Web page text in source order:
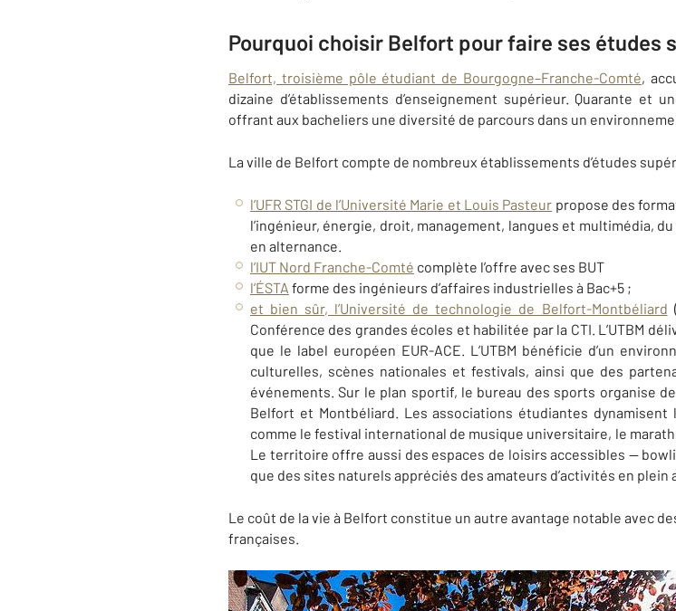
Pourquoi choisir Belfort pour faire ses études
Belfort, troisième pôle étudiant de Bourgogne–Franche-Comté,
dizaine d’établissements d’enseignement supérieur. Quarante et
offrant aux bacheliers une diversité de parcours dans un
La ville de Belfort compte de nombreux établissements d’études
l’UFR STGI de l’Université Marie et Louis Pasteur propose des
l’ingénieur, énergie, droit, management, langues et multimédia,
en alternance.
l’IUT Nord Franche-Comté complète l’offre avec ses BUT
l’ÉSTA forme des ingénieurs d’affaires industrielles à Bac+5 ;
et bien sûr, l’Université de technologie de Belfort-Montbéliard
Conférence des grandes écoles et habilitée par la CTI. L’UTBM
que le label européen EUR-ACE. L’UTBM bénéficie d’un
culturelles, scènes nationales et festivals, ainsi que des
événements. Sur le plan sportif, le bureau des sports organise
Belfort et Montbéliard. Les associations étudiantes
comme le festival international de musique universitaire, le
Le territoire offre aussi des espaces de loisirs accessibles —
que des sites naturels appréciés des amateurs d’activités en plein
Le coût de la vie à Belfort constitue un autre avantage notable avec
françaises.